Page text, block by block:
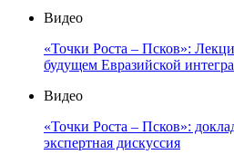
Видео
«Точки Роста – Псков»:
будущем Евразийской
Видео
«Точки Роста – Псков»:
экспертная дискуссия